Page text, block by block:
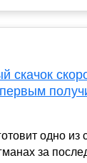
скачок
одно из
за